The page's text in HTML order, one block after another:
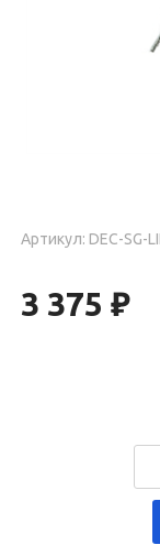
Артикул: DEC-SG-
3 375 ₽